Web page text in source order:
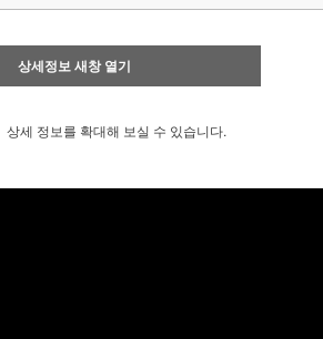
상세정보 새창 열기
상세 정보를 확대해 보실 수 있습니다.